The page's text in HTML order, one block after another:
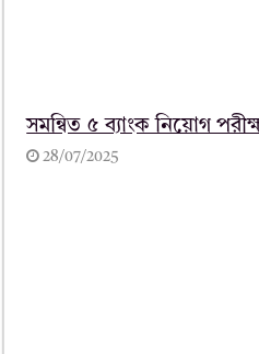
সমন্বিত ৫ ব্যাংক নিয়োগ
28/07/2025